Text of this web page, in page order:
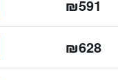
₪591
₪628